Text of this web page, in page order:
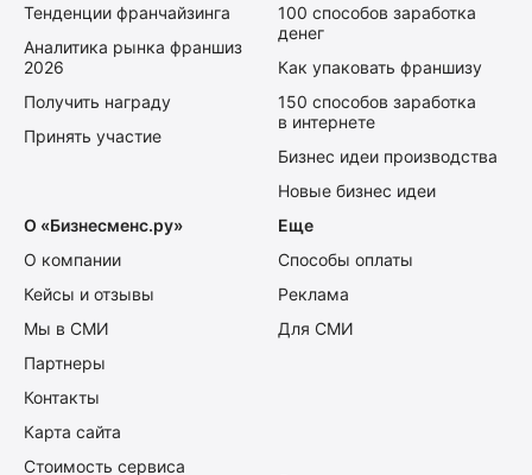
Тенденции франчайзинга
Аналитика рынка франшиз
2026
Получить награду
Принять участие
100 способов заработка
денег
Как упаковать франшизу
150 способов заработка
в интернете
Бизнес идеи производства
Новые бизнес идеи
О «Бизнесменс.ру»
О компании
Кейсы и отзывы
Мы в СМИ
Партнеры
Контакты
Карта сайта
Стоимость сервиса
Еще
Способы оплаты
Реклама
Для СМИ